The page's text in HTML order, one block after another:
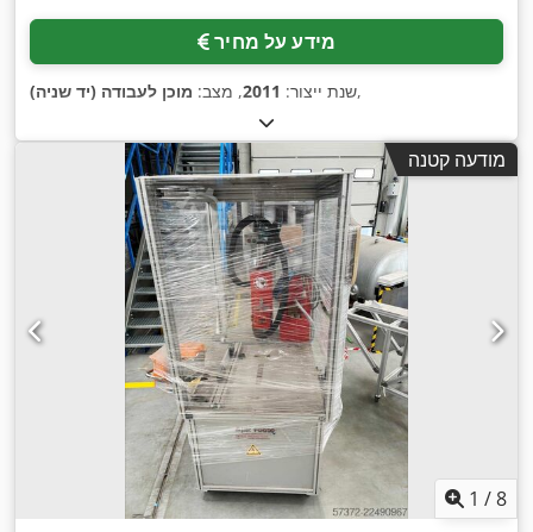
מידע על מחיר
שנת ייצור: 2011, מצב: מוכן לעבודה (יד שניה) ,
מודעה קטנה
1 /8